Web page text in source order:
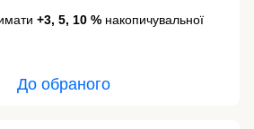
+3, 5, 10 % накопичувальної
До обраного